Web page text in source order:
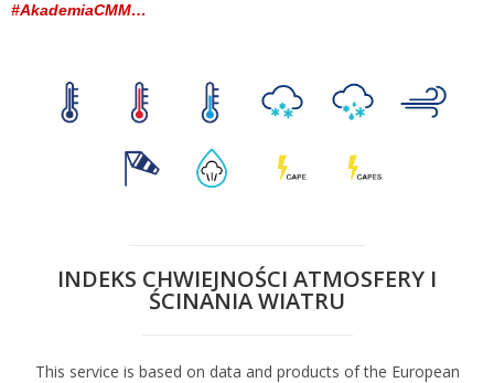
#AkademiaCMM…
INDEKS CHWIEJNOŚCI ATMOSFERY I
ŚCINANIA WIATRU
This service is based on data and products of the European